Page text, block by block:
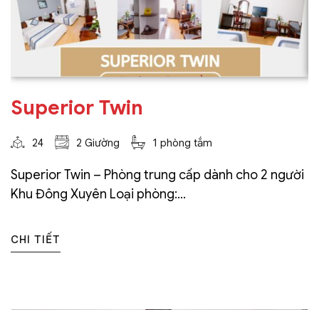
Superior Twin
24 2 Giường 1 phòng tắm
Superior Twin – Phòng trung cấp dành cho 2 người
Khu Đông Xuyên Loại phòng:...
CHI TIẾT